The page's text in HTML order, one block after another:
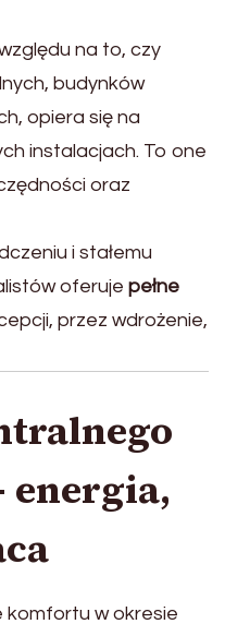
na to, czy
budynków
opiera się na
instalacjach. To one
oraz
i stałemu
oferuje pełne
przez wdrożenie,
energia,
w okresie